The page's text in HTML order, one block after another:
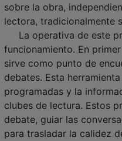
sobre la obra,
lectora, tradicionalmente
La operativa de este
funcionamiento. En
sirve como punto de
debates. Esta
programadas y la
clubes de lectura. Estos
debate, guiar las
para trasladar la calidez